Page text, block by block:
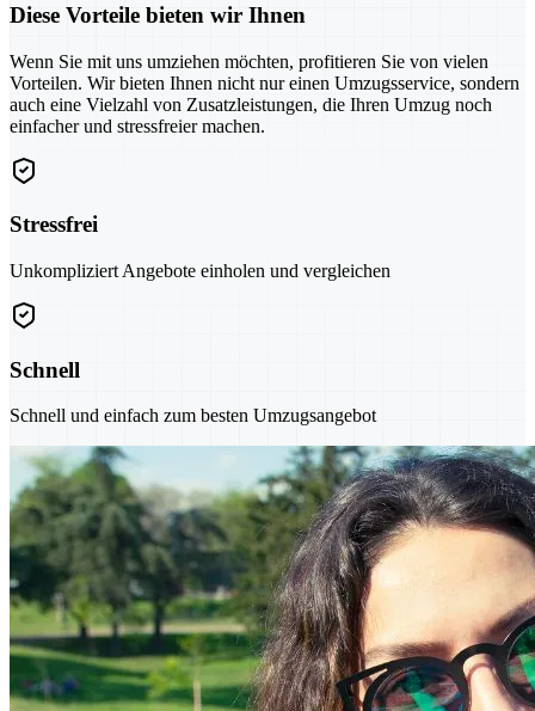
Diese Vorteile bieten wir Ihnen
Wenn Sie mit uns umziehen möchten, profitieren Sie von vielen
Vorteilen. Wir bieten Ihnen nicht nur einen Umzugsservice, sondern
auch eine Vielzahl von Zusatzleistungen, die Ihren Umzug noch
einfacher und stressfreier machen.
Stressfrei
Unkompliziert Angebote einholen und vergleichen
Schnell
Schnell und einfach zum besten Umzugsangebot